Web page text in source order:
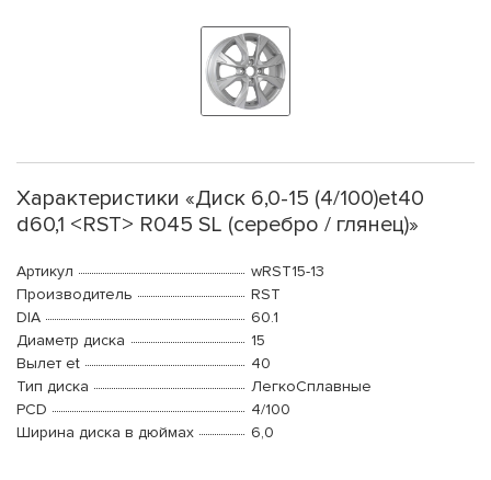
Характеристики «Диск 6,0-15 (4/100)et40
d60,1 <RST> R045 SL (серебро / глянец)»
Артикул
wRST15-13
Производитель
RST
DIA
60.1
Диаметр диска
15
Вылет et
40
Тип диска
ЛегкоСплавные
PCD
4/100
Ширина диска в дюймах
6,0